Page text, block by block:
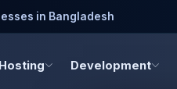
in Bangladesh
Hosting Development